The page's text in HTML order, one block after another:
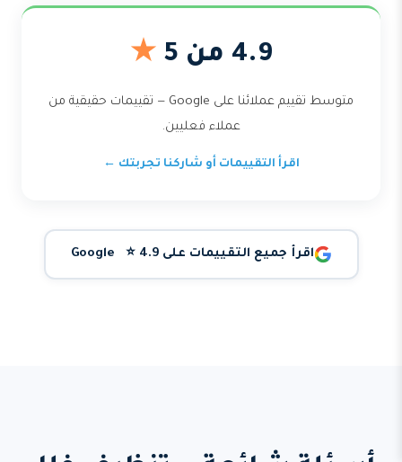
4.9 من 5 ★
متوسط تقييم عملائنا على Google — تقييمات حقيقية من
عملاء فعليين.
اقرأ التقييمات أو شاركنا تجربتك ←
اقرأ جميع التقييمات على Google ⭐ 4.9